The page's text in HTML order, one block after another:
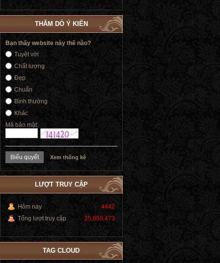
THĂM DÒ Ý KIẾN
Bạn thấy website này thế nào?
Tuyệt vời
Chất lượng
Đẹp
Chuẩn
Bình thường
Khác
Mã bảo mật:
Xem thống kê
LƯỢT TRUY CẬP
Hôm nay
4442
Tổng lượt truy cập
25,050,473
TAG CLOUD